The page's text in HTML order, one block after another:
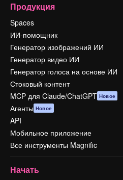
Продукция
Spaces
ИИ-помощник
Генератор изображений ИИ
Генератор видео ИИ
Генератор голоса на основе ИИ
Стоковый контент
MCP для Claude/ChatGPT Новое
Агенты Новое
API
Мобильное приложение
Все инструменты Magnific
Начать